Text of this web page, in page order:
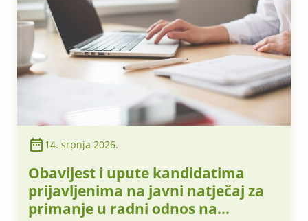
14. srpnja 2026.
Obavijest i upute kandidatima
prijavljenima na javni natječaj za
primanje u radni odnos na